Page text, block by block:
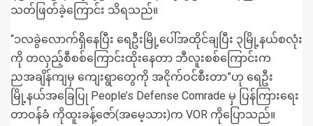
သတ်ဖြတ်ခဲ့ကြောင်း သိရသည်။
“၁လခွဲလောက်ရှိနေပြီး ရေဦးမြို့ပေါ်အထိုင်ချပြီး ၃မြို့နယ်စလုံး
ကို တလှည့်စီစစ်ကြောင်းထိုးနေတာ ဘီလူးစစ်ကြောင်းက
ညအချိန်ကျမှ ကျေးရွာတွေကို အငိုက်ဝင်စီးတာ”ဟု ရေဦး
မြို့နယ်အခြေပြု People’s Defense Comrade မှ ပြန်ကြားရေး
တာဝန်ခံ ကိုထူးခန့်ဇော်(အမေ့သား)က VOR ကိုပြောသည်။